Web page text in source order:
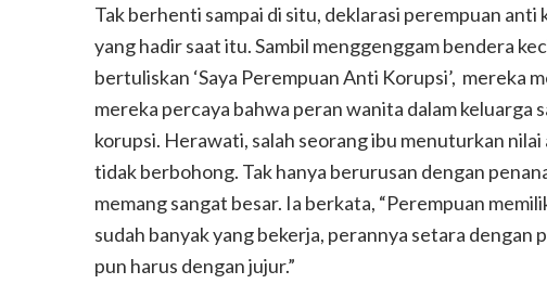
Tak berhenti sampai di situ, deklarasi perempuan
yang hadir saat itu. Sambil menggenggam bendera
bertuliskan ‘Saya Perempuan Anti Korupsi’, mereka
mereka percaya bahwa peran wanita dalam keluarga
korupsi. Herawati, salah seorang ibu menuturkan
tidak berbohong. Tak hanya berurusan dengan
memang sangat besar. Ia berkata, “Perempuan
sudah banyak yang bekerja, perannya setara dengan
pun harus dengan jujur.”